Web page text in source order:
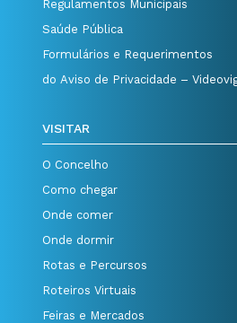
Regulamentos Municipais
Saúde Pública
Formulários e Requerimentos
do Aviso de Privacidade –
VISITAR
O Concelho
Como chegar
Onde comer
Onde dormir
Rotas e Percursos
Roteiros Virtuais
Feiras e Mercados